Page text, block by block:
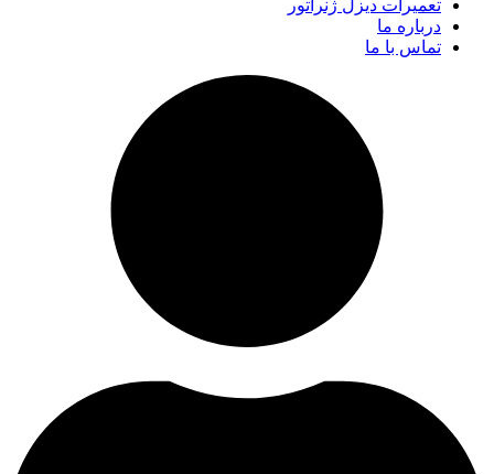
تعمیرات دیزل ژنراتور
درباره ما
تماس با ما